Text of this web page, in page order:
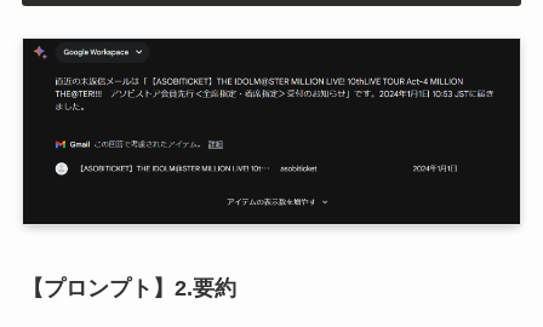
【プロンプト】2.要約